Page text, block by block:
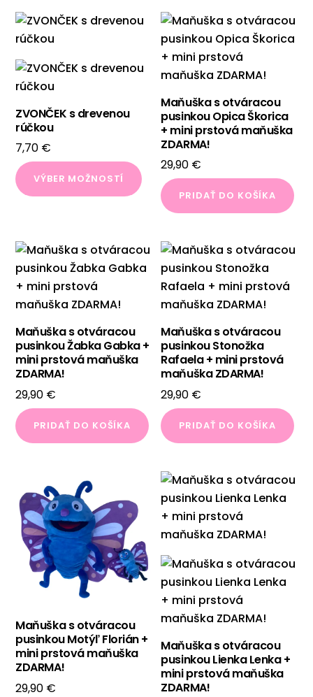
ZVONČEK s drevenou
rúčkou
7,70 €
VÝBER MOŽNOSTÍ
Tento
produkt
variantov.
Možnosti
môžete
stránke
produktu.
Maňuška s otváracou
pusinkou Opica Škorica
+ mini prstová maňuška
ZDARMA!
29,90 €
PRIDAŤ DO KOŠÍKA
Maňuška s otváracou
pusinkou Žabka Gabka +
mini prstová maňuška
ZDARMA!
29,90 €
PRIDAŤ DO KOŠÍKA
Maňuška s otváracou
pusinkou Stonožka
Rafaela + mini prstová
maňuška ZDARMA!
29,90 €
PRIDAŤ DO KOŠÍKA
Maňuška s otváracou
pusinkou Motýľ Florián +
mini prstová maňuška
ZDARMA!
29,90 €
Maňuška s otváracou
pusinkou Lienka Lenka +
mini prstová maňuška
ZDARMA!